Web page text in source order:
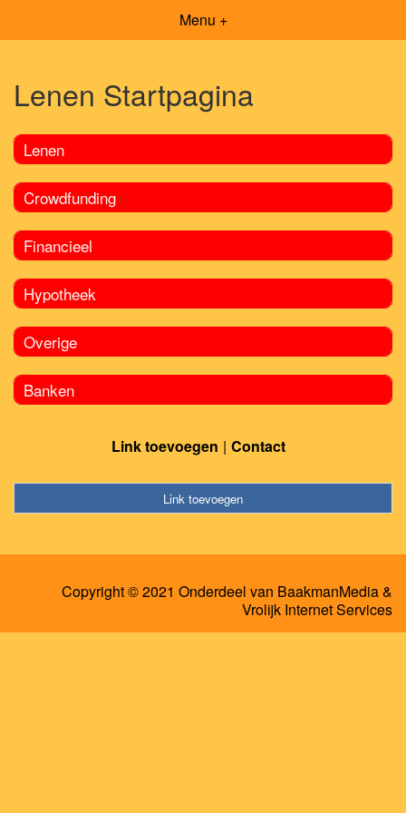
Menu +
Lenen Startpagina
Lenen
Crowdfunding
Financieel
Hypotheek
Overige
Banken
Link toevoegen Contact
Link toevoegen
Copyright © 2021 Onderdeel van BaakmanMedia&
Vrolijk Internet Services